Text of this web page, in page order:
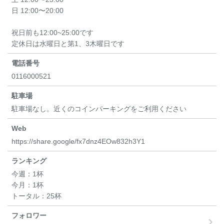
日 12:00〜20:00
祝日前も12:00~25:00です
定休日は水曜日と第1、3木曜日です
電話番号
0116000521
駐車場
駐車場なし。近くのコインパーキングをご利用ください
Web
https://share.google/fx7dnz4EOw832h3Y1
ランキング
今週： 1杯
今月： 1杯
トータル： 25杯
フォロワー